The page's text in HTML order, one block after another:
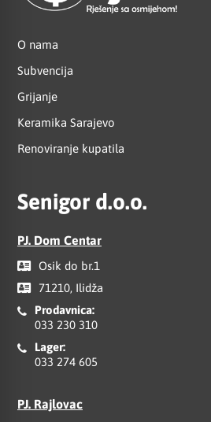
O nama
Subvencija
Grijanje
Keramika Sarajevo
Renoviranje kupatila
Senigor d.o.o.
PJ. Dom Centar
Osik do br.1
71210, Ilidža
Prodavnica:
033 230 310
Lager:
033 274 605
PJ. Rajlovac